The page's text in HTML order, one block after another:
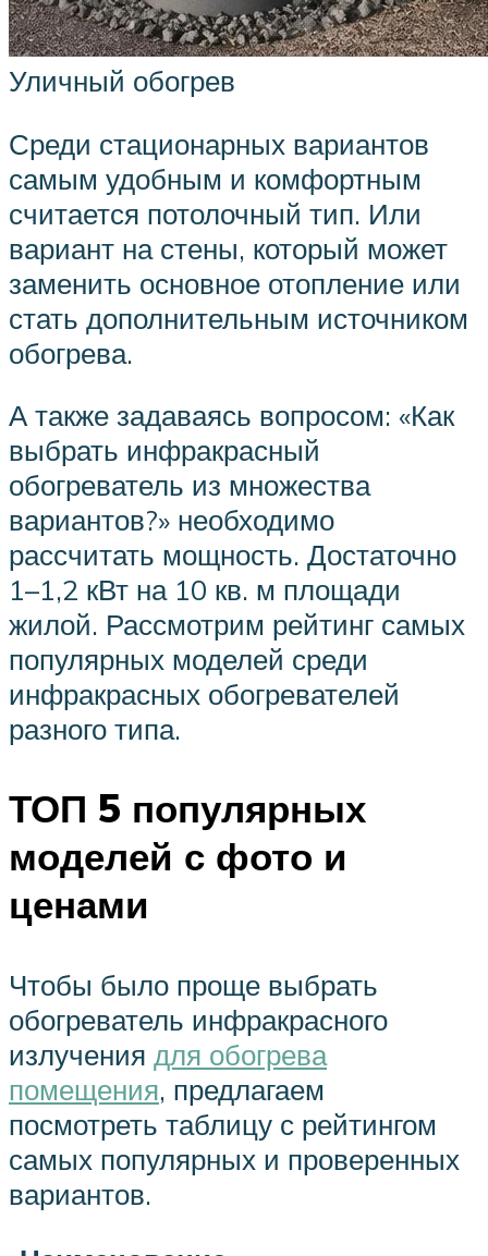
Уличный обогрев
Среди стационарных вариантов
самым удобным и комфортным
считается потолочный тип. Или
вариант на стены, который может
заменить основное отопление или
стать дополнительным источником
обогрева.
А также задаваясь вопросом: «Как
выбрать инфракрасный
обогреватель из множества
вариантов?» необходимо
рассчитать мощность. Достаточно
1–1,2 кВт на 10 кв. м площади
жилой. Рассмотрим рейтинг самых
популярных моделей среди
инфракрасных обогревателей
разного типа.
ТОП 5 популярных
моделей с фото и
ценами
Чтобы было проще выбрать
обогреватель инфракрасного
излучения для обогрева
помещения, предлагаем
посмотреть таблицу с рейтингом
самых популярных и проверенных
вариантов.